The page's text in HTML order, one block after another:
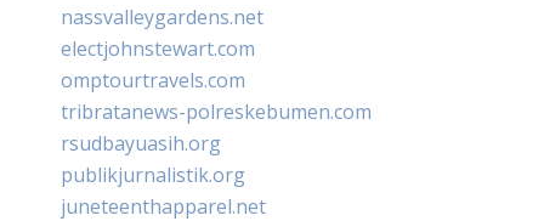
nassvalleygardens.net
electjohnstewart.com
omptourtravels.com
tribratanews-polreskebumen.com
rsudbayuasih.org
publikjurnalistik.org
juneteenthapparel.net